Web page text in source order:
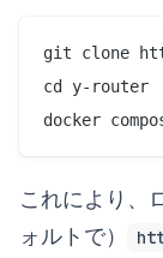
git clone
cd y-router
これにより、
ォルトで）